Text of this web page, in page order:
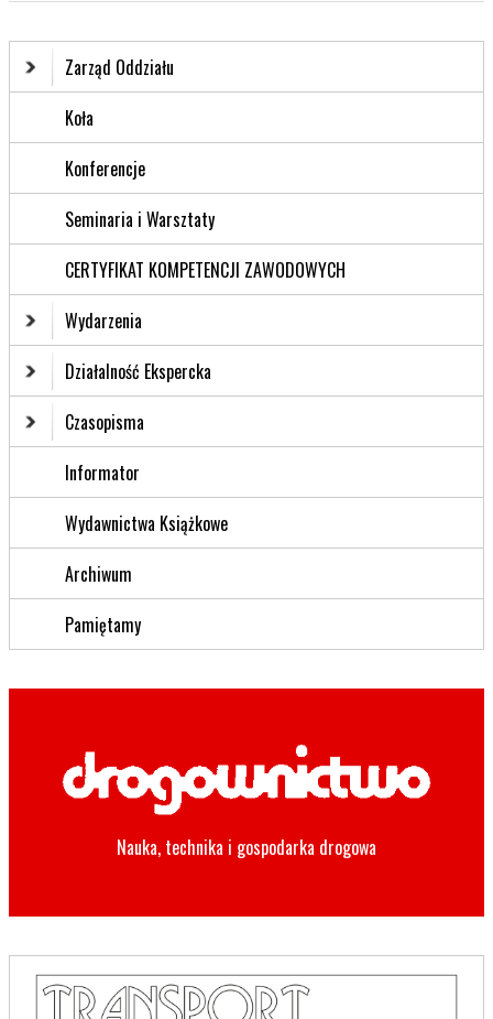
Zarząd Oddziału
Koła
Konferencje
Seminaria i Warsztaty
CERTYFIKAT KOMPETENCJI ZAWODOWYCH
Wydarzenia
Działalność Ekspercka
Czasopisma
Informator
Wydawnictwa Książkowe
Archiwum
Pamiętamy
Nauka, technika i gospodarka drogowa